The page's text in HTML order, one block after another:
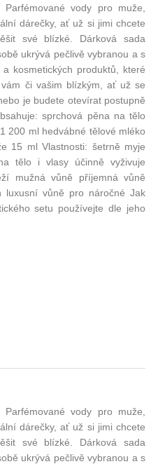
vody pro muže,
dárečky, ať už si jimi chcete
své blízké. Dárková sada
ukrývá pečlivě vybranou a s
kosmetických produktů, které
či vašim blízkým, ať už se
je budete otevírat postupně
sprchová pěna na tělo
200 ml hedvábné tělové mléko
15 ml Vlastnosti: šetrně myje
tělo i vlasy účinně vyživuje
mužná vůně příjemná vůně
luxusní vůně pro náročné Jak
setu používejte dle jeho
vody pro muže,
dárečky, ať už si jimi chcete
své blízké. Dárková sada
ukrývá pečlivě vybranou a s